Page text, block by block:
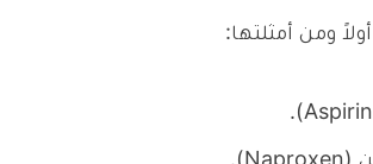
ومن أمثلتها: